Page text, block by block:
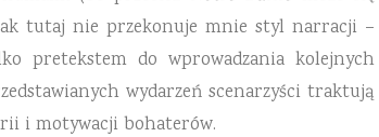
tutaj nie przekonuje mnie styl narracji –
pretekstem do wprowadzania kolejnych
wydarzeń scenarzyści traktują
i motywacji bohaterów.